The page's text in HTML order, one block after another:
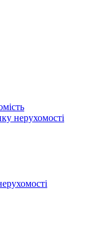
нерухомості